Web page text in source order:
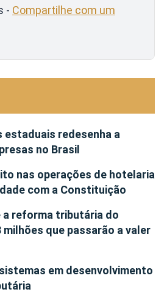
- Compartilhe com um
estaduais redesenha a
no Brasil
nas operações de hotelaria
com a Constituição
a reforma tributária do
milhões que passarão a valer
em desenvolvimento